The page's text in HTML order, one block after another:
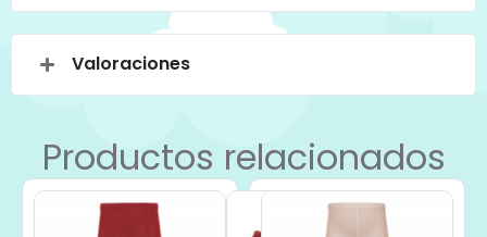
Valoraciones
Productos relacionados